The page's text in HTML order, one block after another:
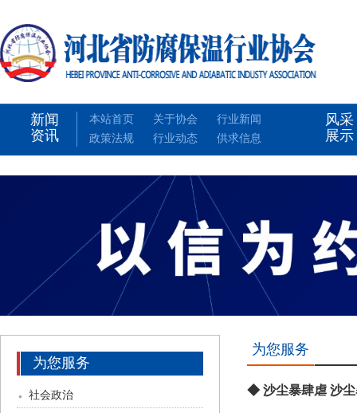
新闻
资讯
本站首页 关于协会
行业新闻
政策法规
行业动态 供求信息
风采
展示
为您服务
社会政治
为您服务
◆ 沙尘暴肆虐 沙